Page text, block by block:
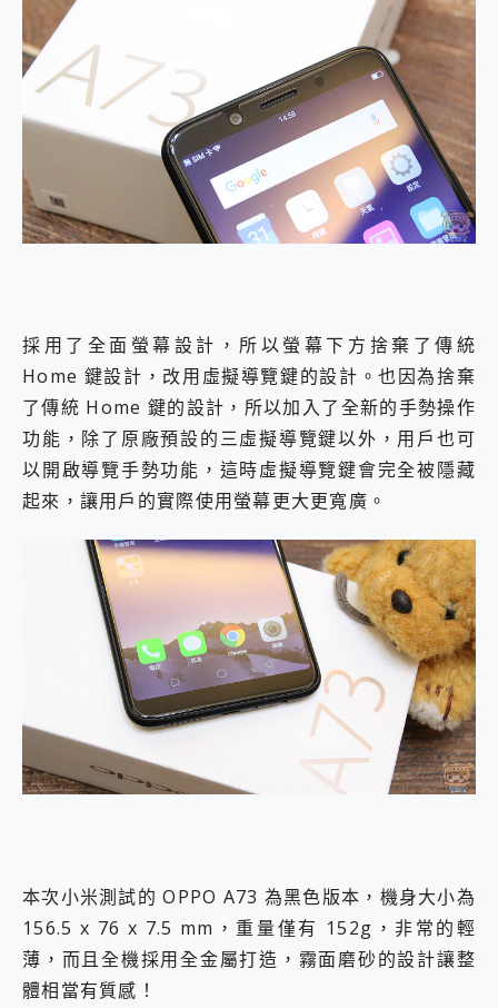
採用了全面螢幕設計，所以螢幕下方捨棄了傳統
Home 鍵設計，改用虛擬導覽鍵的設計。也因為捨棄
了傳統 Home 鍵的設計，所以加入了全新的手勢操作
功能，除了原廠預設的三虛擬導覽鍵以外，用戶也可
以開啟導覽手勢功能，這時虛擬導覽鍵會完全被隱藏
起來，讓用戶的實際使用螢幕更大更寬廣。
本次小米測試的 OPPO A73 為黑色版本，機身大小為
156.5 x 76 x 7.5 mm，重量僅有 152g，非常的輕
薄，而且全機採用全金屬打造，霧面磨砂的設計讓整
體相當有質感！